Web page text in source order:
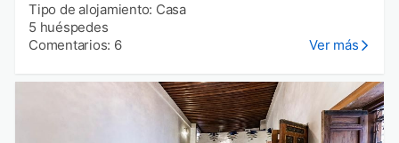
Tipo de alojamiento: Casa
5 huéspedes
Comentarios: 6
Ver más